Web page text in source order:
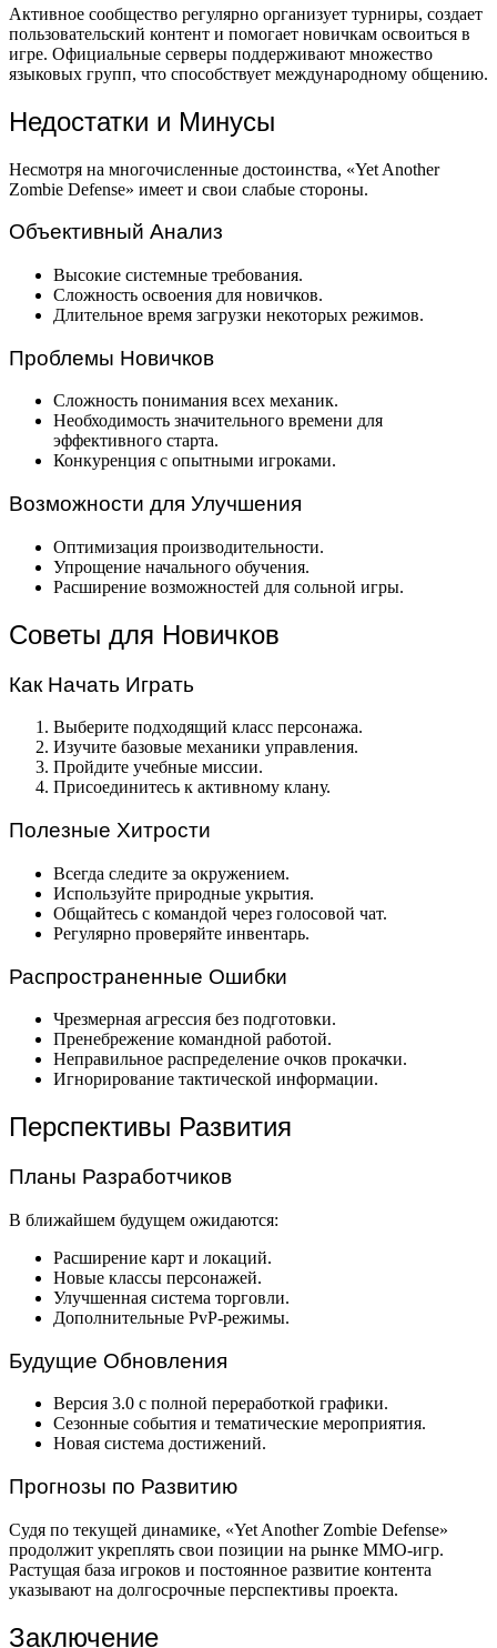
Активное сообщество регулярно организует турниры, создает
пользовательский контент и помогает новичкам освоиться в
игре. Официальные серверы поддерживают множество
языковых групп, что способствует международному общению.
Недостатки и Минусы
Несмотря на многочисленные достоинства, «Yet Another
Zombie Defense» имеет и свои слабые стороны.
Объективный Анализ
Высокие системные требования.
Сложность освоения для новичков.
Длительное время загрузки некоторых режимов.
Проблемы Новичков
Сложность понимания всех механик.
Необходимость значительного времени для
эффективного старта.
Конкуренция с опытными игроками.
Возможности для Улучшения
Оптимизация производительности.
Упрощение начального обучения.
Расширение возможностей для сольной игры.
Советы для Новичков
Как Начать Играть
Выберите подходящий класс персонажа.
Изучите базовые механики управления.
Пройдите учебные миссии.
Присоединитесь к активному клану.
Полезные Хитрости
Всегда следите за окружением.
Используйте природные укрытия.
Общайтесь с командой через голосовой чат.
Регулярно проверяйте инвентарь.
Распространенные Ошибки
Чрезмерная агрессия без подготовки.
Пренебрежение командной работой.
Неправильное распределение очков прокачки.
Игнорирование тактической информации.
Перспективы Развития
Планы Разработчиков
В ближайшем будущем ожидаются:
Расширение карт и локаций.
Новые классы персонажей.
Улучшенная система торговли.
Дополнительные PvP-режимы.
Будущие Обновления
Версия 3.0 с полной переработкой графики.
Сезонные события и тематические мероприятия.
Новая система достижений.
Прогнозы по Развитию
Судя по текущей динамике, «Yet Another Zombie Defense»
продолжит укреплять свои позиции на рынке MMO-игр.
Растущая база игроков и постоянное развитие контента
указывают на долгосрочные перспективы проекта.
Заключение